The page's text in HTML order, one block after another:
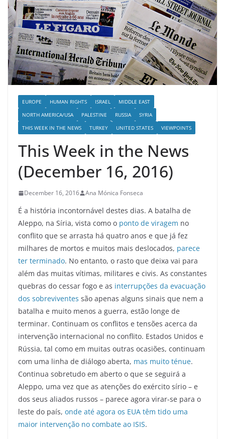
EUROPE HUMAN RIGHTS ISRAEL
MIDDLE EAST
NORTH AMERICA/USA
PALESTINE RUSSIA
SYRIA
THIS WEEK IN THE NEWS
TURKEY UNITED STATES VIEWPOINTS
This Week in the News
(December 16, 2016)
December 16, 2016 Ana Mónica Fonseca
É a história incontornável destes dias. A batalha de
Aleppo, na Síria, vista como o ponto de viragem no
conflito que se arrasta há quatro anos e que já fez
milhares de mortos e muitos mais deslocados, parece
ter terminado. No entanto, o rasto que deixa vai para
além das muitas vítimas, militares e civis. As constantes
quebras do cessar fogo e as interrupções da evacuação
dos sobreviventes são apenas alguns sinais que nem a
batalha e muito menos a guerra, estão longe de
terminar. Continuam os conflitos e tensões acerca da
intervenção internacional no conflito. Estados Unidos e
Rússia, tal como em muitas outras ocasiões, continuam
com uma linha de diálogo aberta, mas muito ténue.
Continua sobretudo em aberto o que se seguirá a
Aleppo, uma vez que as atenções do exército sírio – e
dos seus aliados russos – parece agora virar-se para o
leste do país, onde até agora os EUA têm tido uma
maior intervenção no combate ao ISIS.